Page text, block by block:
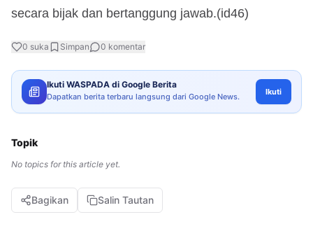
secara bijak dan bertanggung jawab.(id46)
0 suka Simpan 0 komentar
Ikuti WASPADA di Google Berita
Dapatkan berita terbaru langsung dari Google News. Ikuti
Topik
No topics for this article yet.
Bagikan Salin Tautan